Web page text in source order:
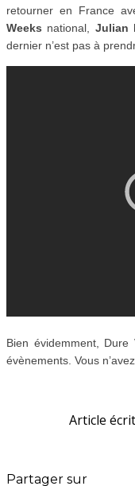
retourner en France
Weeks national, Julian
dernier n’est pas à
Bien évidemment,
évènements. Vous
Article
Partager sur